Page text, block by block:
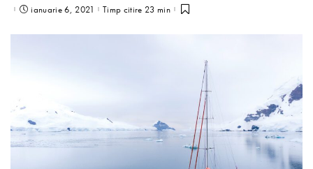
ianuarie 6, 2021
Timp citire 23 min